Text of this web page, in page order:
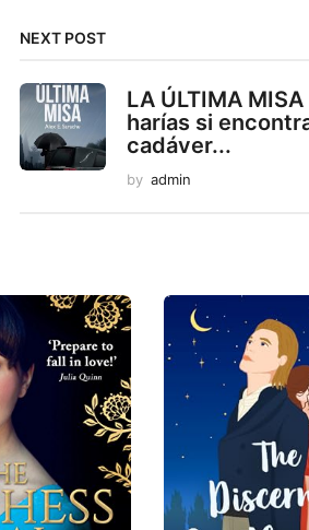
NEXT POST
LA ÚLTIMA MISA
harías si
cadáver...
by admin